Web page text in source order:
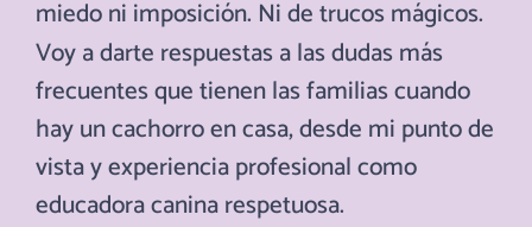
miedo ni imposición. Ni de trucos mágicos.
Voy a darte respuestas a las dudas más
frecuentes que tienen las familias cuando
hay un cachorro en casa, desde mi punto de
vista y experiencia profesional como
educadora canina respetuosa.